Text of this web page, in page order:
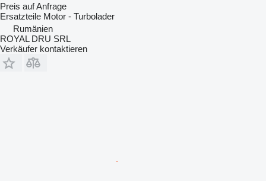
Preis auf Anfrage
Ersatzteile Motor - Turbolader
Rumänien
ROYAL DRU SRL
Verkäufer kontaktieren